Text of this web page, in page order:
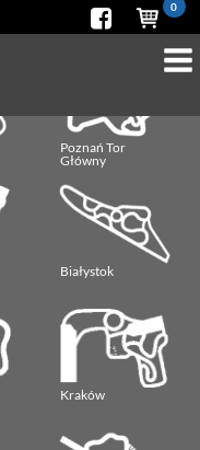
0
Poznań Tor
Główny
Białystok
Kraków